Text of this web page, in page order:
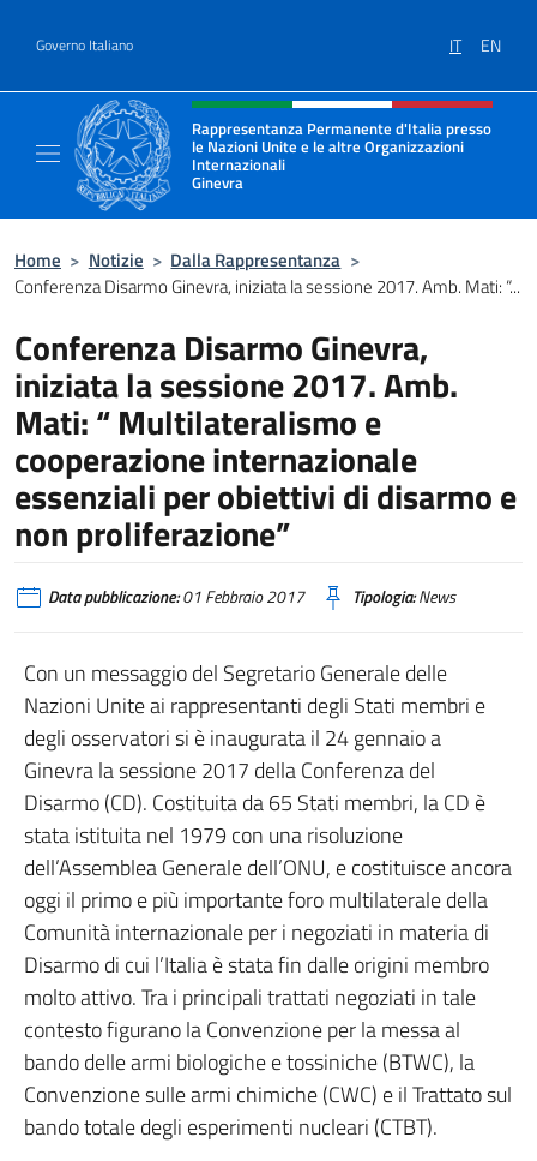
Governo Italiano IT EN
Intestazione sito, social e menù
Rappresentanza Permanente d'Italia presso
le Nazioni Unite e le altre Organizzazioni
Internazionali
Ginevra
Il sito ufficiale della Rappresentanza Onu
Home > Notizie > Dalla Rappresentanza >
Conferenza Disarmo Ginevra, iniziata la sessione 2017. Amb. Mati: “...
Conferenza Disarmo Ginevra,
iniziata la sessione 2017. Amb.
Mati: “ Multilateralismo e
cooperazione internazionale
essenziali per obiettivi di disarmo e
non proliferazione”
Data pubblicazione:01 Febbraio 2017 Tipologia:News
Con un messaggio del Segretario Generale delle
Nazioni Unite ai rappresentanti degli Stati membri e
degli osservatori si è inaugurata il 24 gennaio a
Ginevra la sessione 2017 della Conferenza del
Disarmo (CD). Costituita da 65 Stati membri, la CD è
stata istituita nel 1979 con una risoluzione
dell’Assemblea Generale dell’ONU, e costituisce ancora
oggi il primo e più importante foro multilaterale della
Comunità internazionale per i negoziati in materia di
Disarmo di cui l’Italia è stata fin dalle origini membro
molto attivo. Tra i principali trattati negoziati in tale
contesto figurano la Convenzione per la messa al
bando delle armi biologiche e tossiniche (BTWC), la
Convenzione sulle armi chimiche (CWC) e il Trattato sul
bando totale degli esperimenti nucleari (CTBT).